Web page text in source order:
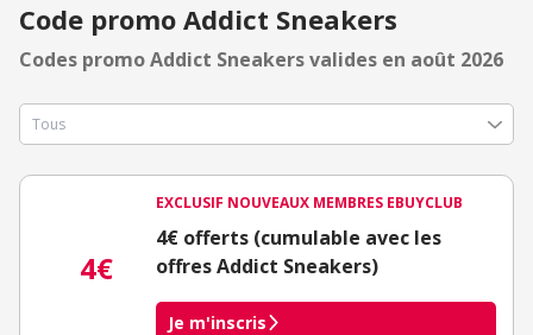
Code promo Addict Sneakers
Codes promo Addict Sneakers valides en août 2026
4€
EXCLUSIF NOUVEAUX MEMBRES EBUYCLUB
4€ offerts (cumulable avec les
offres Addict Sneakers)
Je m'inscris